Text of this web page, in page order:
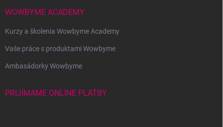
WOWBYME ACADEMY
Kurzy a školenia Wowbyme Academy
Vaše práce s produktami Wowbyme
Ambasádorky Wowbyme
PRIJÍMAME ONLINE PLATBY